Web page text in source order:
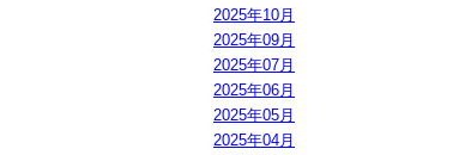
2025年10月
2025年09月
2025年07月
2025年06月
2025年05月
2025年04月